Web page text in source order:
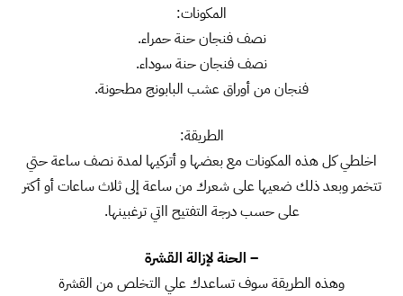
المكونات:
نصف فنجان حنة حمراء.
نصف فنجان حنة سوداء.
فنجان من أوراق عشب البابونج مطحونة.
الطريقة:
اخلطي كل هذه المكونات مع بعضها و أتركيها لمدة نصف ساعة حتي
تتخمر وبعد ذلك ضعيها على شعرك من ساعة إلى ثلاث ساعات أو أكتر
على حسب درجة التفتيح ااتي ترغبينها.
– الحنة لإزالة القشرة
وهذه الطريقة سوف تساعدك علي التخلص من القشرة